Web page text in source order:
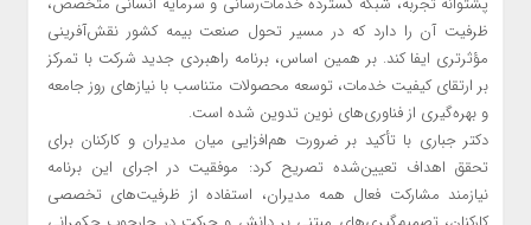
ظرفیت آن را دارد که در مسیر تحول صنعت بیمه کشور نقش‌آفرینی
مؤثرتری ایفا کند. بر همین اساس، برنامه راهبردی جدید شرکت با تمرکز
بر ارتقای کیفیت خدمات، توسعه محصولات متناسب با نیازهای روز جامعه
و بهره‌گیری از فناوری‌های نوین تدوین شده است.
دکتر جباری با تأکید بر ضرورت هم‌افزایی میان مدیران و کارکنان برای
تحقق اهداف تعیین‌شده تصریح کرد: موفقیت در اجرای این برنامه
نیازمند مشارکت فعال همه مدیران، استفاده از ظرفیت‌های تخصصی